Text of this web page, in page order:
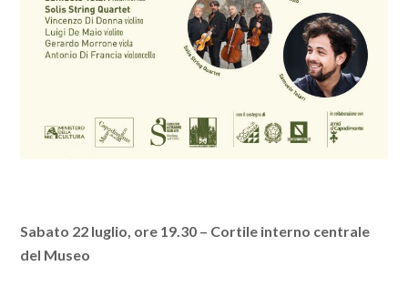
Sabato 22 luglio, ore 19.30 – Cortile interno centrale
del Museo